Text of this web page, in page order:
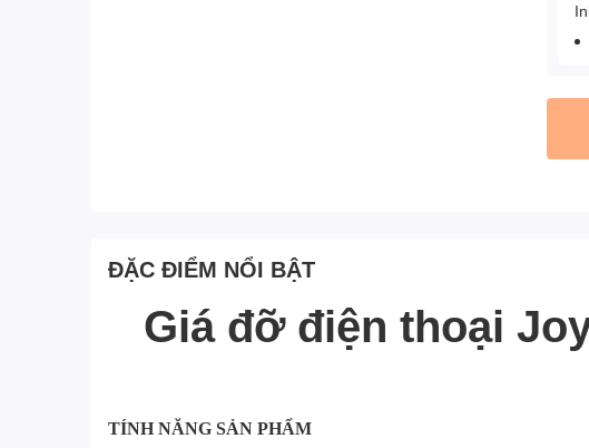
ĐẶC ĐIỂM NỔI BẬT
Giá đỡ điện thoại
TÍNH NĂNG SẢN PHẨM